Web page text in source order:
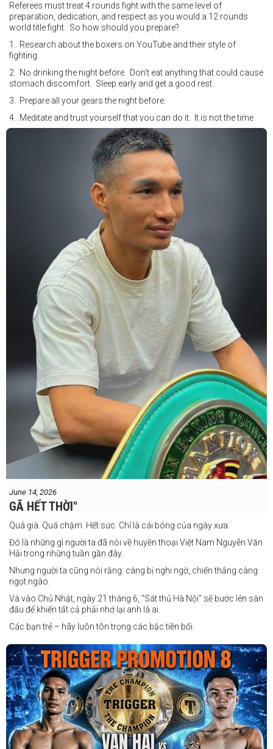
Referees must treat 4 rounds fight with the same level of
preparation, dedication, and respect as you would a 12 rounds
world title fight. So how should you prepare?
1. Research about the boxers on YouTube and their style of
fighting.
2. No drinking the night before. Don't eat anything that could cause
stomach discomfort. Sleep early and get a good rest.
3. Prepare all your gears the night before.
4. Meditate and trust yourself that you can do it. It is not the time
for self doubt.
5. Conduct yourself as if you are on the world stage for a world
championship fight. Remeber that everyone is watching.
6. It's ok to make a mistake but its not okay to hesitate. When you
make a call, make it loud and clear.
Know that it is not about you. It's about ensuring the safety and the
fairness for the boxers who put their lives in the ring. At the end,
what Tony Weeks said during the Referee training seminar
encapsulates it well. "You do it for the love and respect of the
#professionalboxing
#proboxingreferee
#Tonyweeks
June 14, 2026
GÃ HẾT THỜI"
Quá già. Quá chậm. Hết sức. Chỉ là cái bóng của ngày xưa.
Đó là những gì người ta đã nói về huyền thoại Việt Nam Nguyễn Văn
Hải trong những tuần gần đây.
Nhưng người ta cũng nói rằng: càng bị nghi ngờ, chiến thắng càng
ngọt ngào.
Và vào Chủ Nhật, ngày 21 tháng 6, "Sát thủ Hà Nội" sẽ bước lên sàn
đấu để khiến tất cả phải nhớ lại anh là ai.
Các bạn trẻ – hãy luôn tôn trọng các bậc tiền bối.